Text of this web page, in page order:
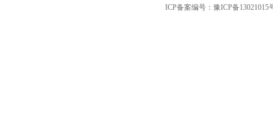
ICP备案编号： 豫ICP备13021015